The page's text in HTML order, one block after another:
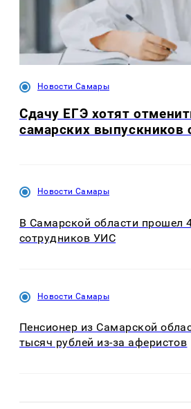
Новости Самары
Сдачу ЕГЭ хотят
самарских выпускников
Новости Самары
В Самарской области прошел
сотрудников УИС
Новости Самары
Пенсионер из Самарской
тысяч рублей из-за аферистов